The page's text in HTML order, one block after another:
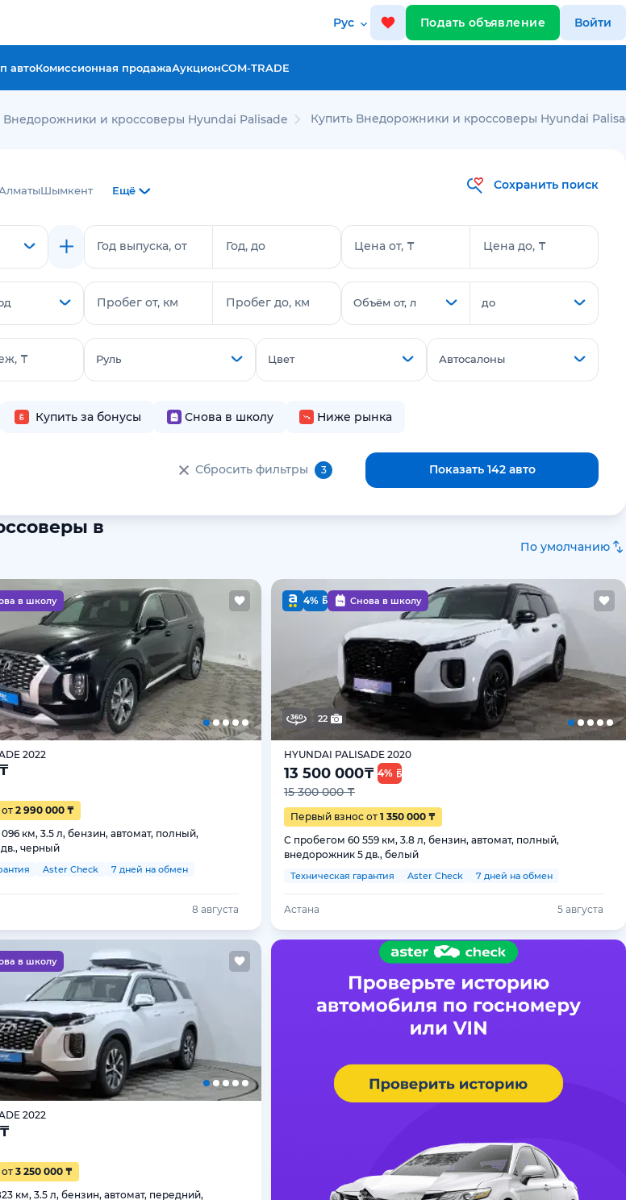
Рус Подать объявление Войти
автоКомиссионная продажаАукционCOM-TRADE
Внедорожники и кроссоверы Hyundai Palisade Купить Внедорожники и кроссоверы Hyundai
Шымкент Ещё Сохранить поиск
Год выпуска, от Год, до Цена от, ₸ Цена до, ₸
Пробег от, км Пробег до, км Объём от, л до
₸ Руль Цвет Автосалоны
Купить за бонусы Снова в школу Ниже рынка
Сбросить фильтры 3 Показать 142 авто
в
По умолчанию
в школу
2022
₸
2 990 000 ₸
км, 3.5 л, бензин, автомат, полный,
черный
Aster Check 7 дней на обмен
8 августа
4% Снова в школу
22
HYUNDAI PALISADE 2020
13 500 000₸ 4%
15 300 000 ₸
Первый взнос от 1 350 000 ₸
С пробегом 60 559 км, 3.8 л, бензин, автомат, полный,
внедорожник 5 дв., белый
Техническая гарантия Aster Check 7 дней на обмен
Астана 5 августа
в школу
2022
₸
3 250 000 ₸
км, 3.5 л, бензин, автомат, передний,